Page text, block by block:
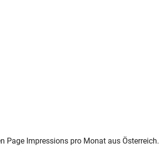
Impressions pro Monat aus Österreich.